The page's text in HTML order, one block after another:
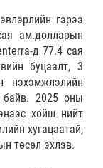
гэрээ
ам.долларын
д 77.4 сая
буцаалт, 3
нэхэмжлэлийн
байв. 2025 оны
хойш нийт
хугацаатай,
төсөл эхлэв.